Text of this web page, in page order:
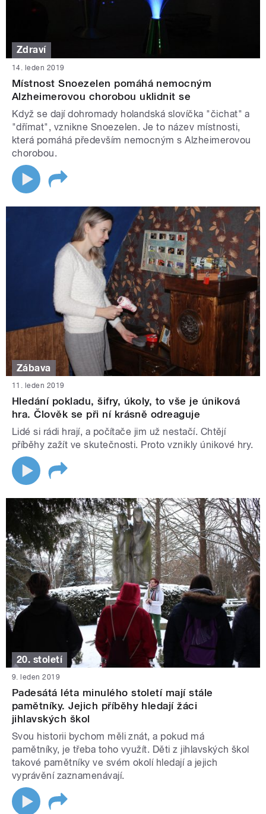
Zdraví
14. leden 2019
Místnost Snoezelen pomáhá nemocným
Alzheimerovou chorobou uklidnit se
Když se dají dohromady holandská slovíčka "čichat" a
"dřímat", vznikne Snoezelen. Je to název místnosti,
která pomáhá především nemocným s Alzheimerovou
chorobou.
Zábava
11. leden 2019
Hledání pokladu, šifry, úkoly, to vše je úniková
hra. Člověk se při ní krásně odreaguje
Lidé si rádi hrají, a počítače jim už nestačí. Chtějí
příběhy zažít ve skutečnosti. Proto vznikly únikové hry.
20. století
9. leden 2019
Padesátá léta minulého století mají stále
pamětníky. Jejich příběhy hledají žáci
jihlavských škol
Svou historii bychom měli znát, a pokud má
pamětníky, je třeba toho využít. Děti z jihlavských škol
takové pamětníky ve svém okolí hledají a jejich
vyprávění zaznamenávají.